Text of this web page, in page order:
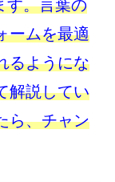
す。言葉の
ームを最適
るようにな
解説してい
ら、チャン